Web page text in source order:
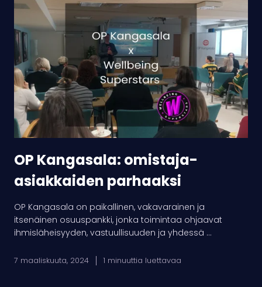
Kangasala:
omistaja-
asiakkaiden
parhaaksi
OP Kangasala: omistaja-
asiakkaiden parhaaksi
OP Kangasala on paikallinen, vakavarainen ja
itsenäinen osuuspankki, jonka toimintaa ohjaavat
ihmisläheisyyden, vastuullisuuden ja yhdessä ...
7 maaliskuuta, 2024 1 minuuttia luettavaa